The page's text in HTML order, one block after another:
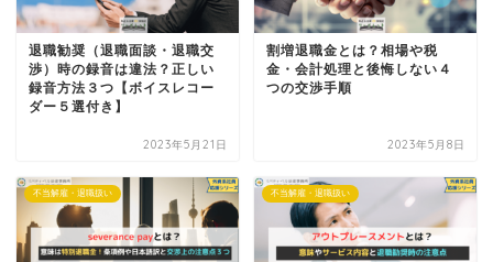
退職勧奨（退職面談・退職交
渉）時の録音は違法？正しい
録音方法３つ【ボイスレコー
ダー５選付き】
2023年5月21日
割増退職金とは？相場や税
金・会計処理と後悔しない４
つの交渉手順
2023年5月8日
不当解雇・退職扱い 不当解雇・退職扱い